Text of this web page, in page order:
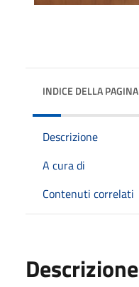
INDICE DELLA PAGINA
Descrizione
A cura di
Contenuti correlati
Descrizione